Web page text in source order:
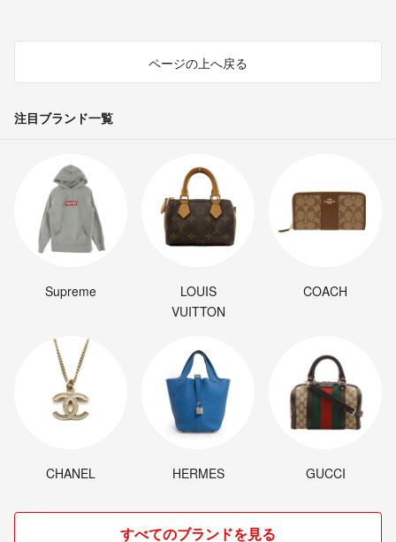
ページの上へ戻る
注目ブランド一覧
Supreme
LOUIS
VUITTON
COACH
CHANEL HERMES GUCCI
すべてのブランドを見る